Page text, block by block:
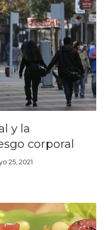
y la
corporal
25, 2021